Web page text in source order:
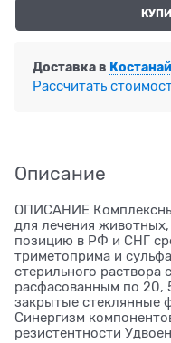
Доставка в Костанай
Рассчитать
Описание
ОПИСАНИЕ
для лечения
позицию в РФ и СНГ
триметоприма и
стерильного раствора
расфасованным по 20,
закрытые
Синергизм
резистентности